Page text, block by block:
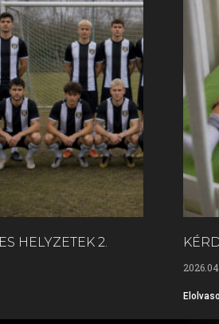
HELYZETEK 2.